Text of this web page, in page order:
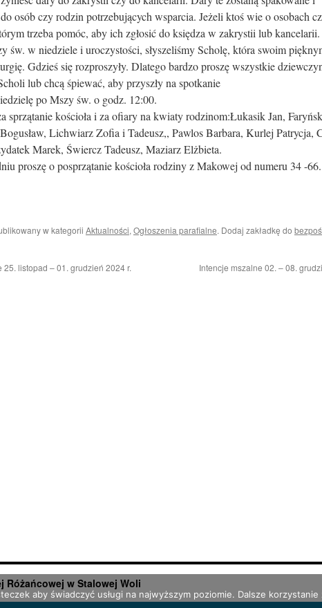
osób czy rodzin potrzebujących wsparcia. Jeżeli ktoś wie o osobach
trzeba pomóc, aby ich zgłosić do księdza w zakrystii lub kancelarii.
św. w niedziele i uroczystości, słyszeliśmy Scholę, która swoim
Gdzieś się rozproszyły. Dlatego bardzo proszę wszystkie
lub chcą śpiewać, aby przyszły na spotkanie
po Mszy św. o godz. 12:00.
sprzątanie kościoła i za ofiary na kwiaty rodzinom:Łukasik Jan,
Lichwiarz Zofia i Tadeusz,, Pawlos Barbara, Kurlej Patrycja,
Marek, Świercz Tadeusz, Maziarz Elżbieta.
proszę o posprzątanie kościoła rodziny z Makowej od numeru 34 -66.
w kategorii Aktualności, Ogłoszenia parafialne. Dodaj zakładkę do
25. listopad – 01. grudzień 2024 r. Intencje mszalne 02. – 08.
Różańcowej w Stalowej Woli
aby świadczyć usługi na najwyższym poziomie. Dalsze